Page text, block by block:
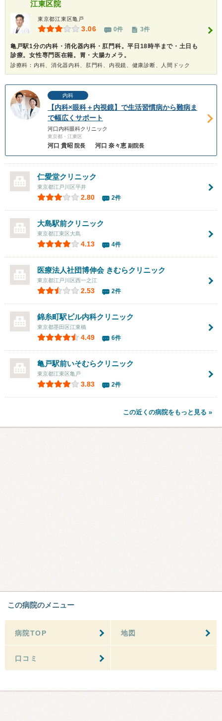
江東区院
東京都江東区亀戸
3.06 0件 3件
亀戸駅1分の内科・消化器内科・肛門科。平日18時半まで・土日も
診療。女性専門医在籍。胃・大腸カメラ。
診療科：内科、消化器内科、肛門科、内視鏡、健康診断、人間ドック
内科
【内科×眼科＋内視鏡】で生活習慣病から難病ま
で幅広くサポート
河口内科眼科クリニック
東京都・江東区
河口 貴昭 院長 河口 奈々恵 副院長
仁愛堂クリニック
東京都江戸川区平井
2.80 2件
大島駅前クリニック
東京都江東区大島
4.13 4件
医療法人社団博伸会 きむらクリニック
東京都江戸川区西一之江
2.53 2件
錦糸町駅ビル内科クリニック
東京都墨田区江東橋
4.49 6件
亀戸駅前いそむらクリニック
東京都江東区亀戸
3.83 2件
この近くの病院をもっと見る »
この病院のメニュー
病院TOP 地図
口コミ